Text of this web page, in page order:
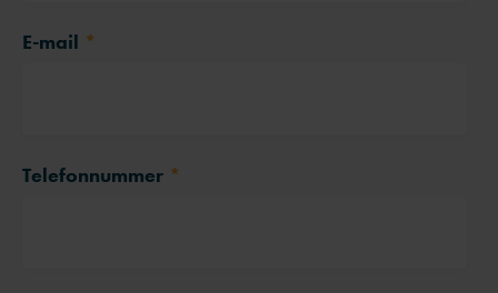
E-mail *
Telefonnummer *